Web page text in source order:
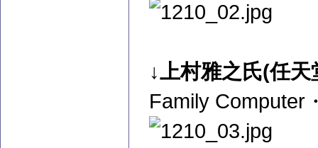
↓上村雅之氏(任
Family Computer